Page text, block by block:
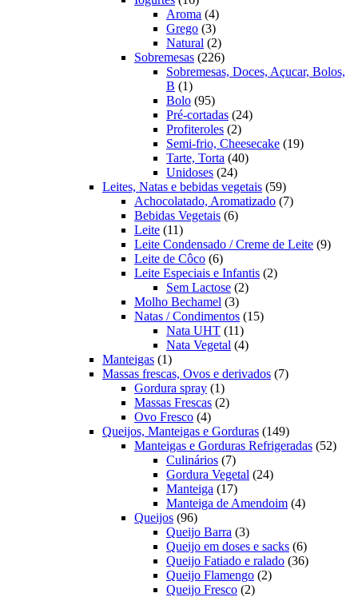
produtos
Aroma 44
produtos
Grego 33
produtos
Natural 22
produtos
Sobremesas 226226
produtos
Sobremesas, Doces, Açucar, Bolos,
B
11
produto
Bolo 9595
produtos
Pré-cortadas 2424
Profiteroles 22
produtos
Semi-frio, Cheesecake 1919
Tarte, Torta 4040
Unidoses 2424
produtos
Leites, Natas e bebidas vegetais 5959
produtos
Achocolatado, Aromatizado 77
Bebidas Vegetais 66
Leite 1111
produtos
Leite Condensado / Creme de Leite 99
Leite de Côco 66
produtos
Leite Especiais e Infantis 22
Sem Lactose 22
Molho Bechamel 33
produtos
Natas / Condimentos 1515
Nata UHT 1111
produtos
Nata Vegetal 44
Manteigas 11
produto
Massas frescas, Ovos e derivados 77
Gordura spray 11
produto
Massas Frescas 22
Ovo Fresco 44
produtos
Queijos, Manteigas e Gorduras 149149
produtos
Manteigas e Gorduras Refrigeradas 5252
Culinários 77
produtos
Gordura Vegetal 2424
Manteiga 1717
produtos
Manteiga de Amendoim 44
Queijos 9696
produtos
Queijo Barra 33
produtos
Queijo em doses e sacks 66
produtos
Queijo Fatiado e ralado 3636
Queijo Flamengo 22
Queijo Fresco 22